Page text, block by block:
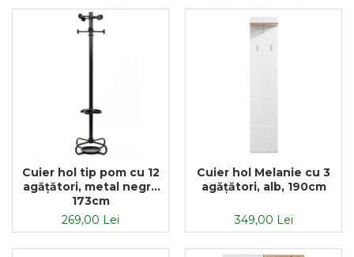
Cuier hol tip pom cu 12
agățători, metal negru
173cm
269,00 Lei
Cuier hol Melanie cu 3
agățători, alb, 190cm
349,00 Lei